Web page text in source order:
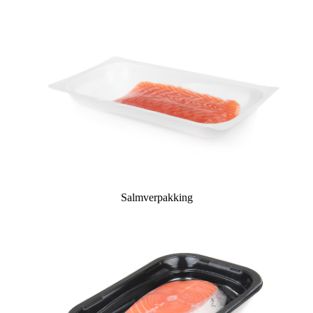
Salmverpakking